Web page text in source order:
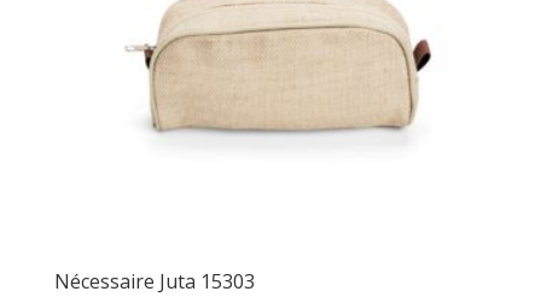
Nécessaire Juta 15303